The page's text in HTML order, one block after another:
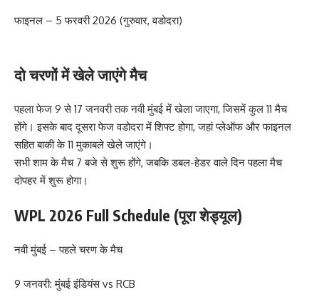
फाइनल – 5 फरवरी 2026 (गुरुवार, वडोदरा)
दो चरणों में खेले जाएंगे मैच
पहला फेज 9 से 17 जनवरी तक नवी मुंबई में खेला जाएगा, जिसमें कुल 11 मैच
होंगे। इसके बाद दूसरा फेज वडोदरा में शिफ्ट होगा, जहां प्लेऑफ और फाइनल
सहित बाकी के 11 मुकाबले खेले जाएंगे।
सभी शाम के मैच 7 बजे से शुरू होंगे, जबकि डबल-हेडर वाले दिन पहला मैच
दोपहर में शुरू होगा।
WPL 2026 Full Schedule (पूरा शेड्यूल)
नवी मुंबई – पहले चरण के मैच
9 जनवरी: मुंबई इंडियंस vs RCB